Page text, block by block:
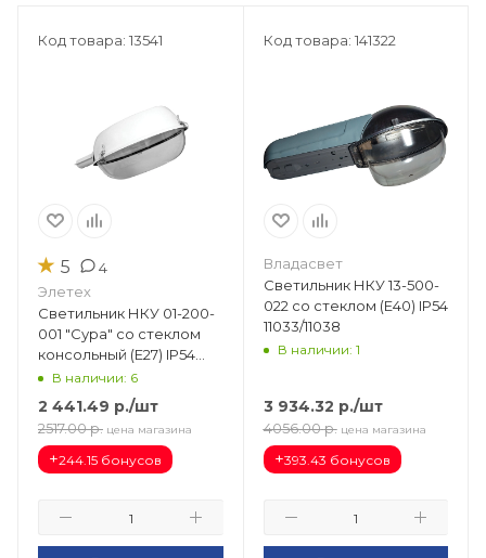
Код товара: 13541
★ 5 4
Элетех
Светильник НКУ 01-200-
001 "Сура" со стеклом
консольный (Е27) IP54
1030100097
В наличии: 6
2 441.49 р./шт
2517.00 р. цена магазина
+244.15 бонусов
Код товара: 141322
Владасвет
Светильник НКУ 13-500-
022 со стеклом (Е40) IP54
11033/11038
В наличии: 1
3 934.32 р./шт
4056.00 р. цена магазина
+393.43 бонусов